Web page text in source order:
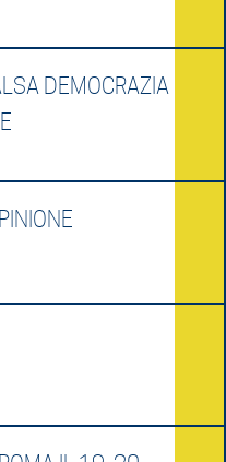
DEMOCRAZIA